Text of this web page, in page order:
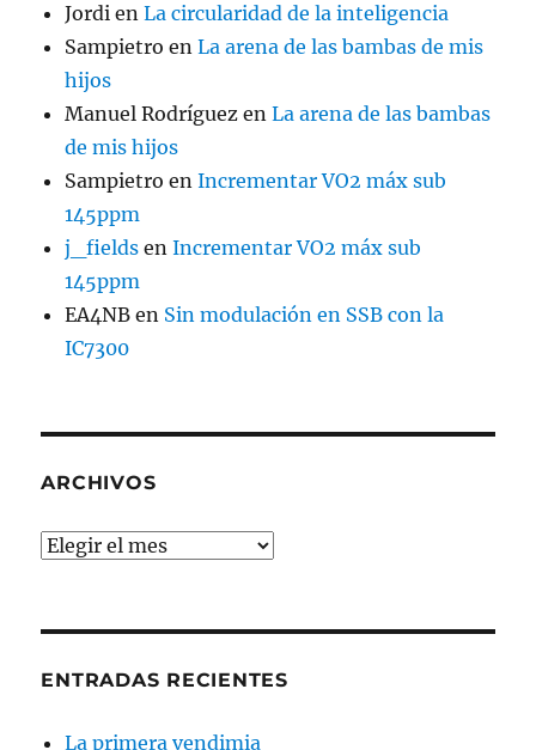
Jordi enLa circularidad de la inteligencia
Sampietro enLa arena de las bambas de mis
hijos
Manuel Rodríguez enLa arena de las bambas
de mis hijos
Sampietro enIncrementar VO2 máx sub
145ppm
j_fields enIncrementar VO2 máx sub
145ppm
EA4NB en Sin modulación en SSB con la
IC7300
ARCHIVOS
Archivos
ENTRADAS RECIENTES
La primera vendimia